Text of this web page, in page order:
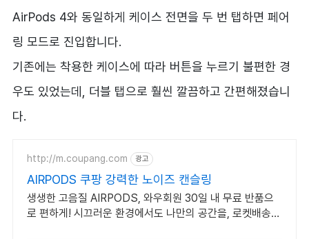
AirPods 4와 동일하게 케이스 전면을 두 번 탭하면 페어
링 모드로 진입합니다.
기존에는 착용한 케이스에 따라 버튼을 누르기 불편한 경
우도 있었는데, 더블 탭으로 훨씬 깔끔하고 간편해졌습니
다.
http://m.coupang.com 광고
AIRPODS 쿠팡 강력한 노이즈 캔슬링
생생한 고음질 AIRPODS, 와우회원 30일 내 무료 반품으
로 편하게! 시끄러운 환경에서도 나만의 공간을, 로켓배송으